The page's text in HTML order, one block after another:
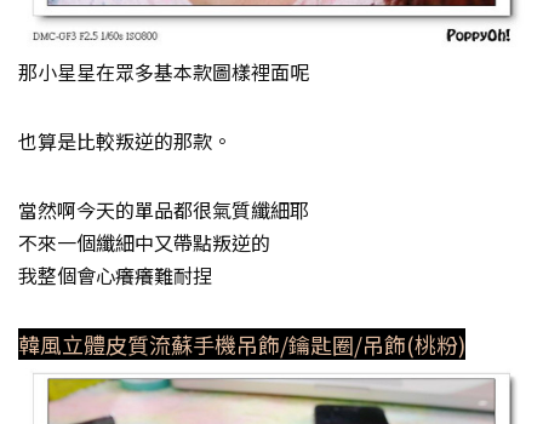
那小星星在眾多基本款圖樣裡面呢
也算是比較叛逆的那款。
當然啊今天的單品都很氣質纖細耶
不來一個纖細中又帶點叛逆的
我整個會心癢癢難耐捏
韓風立體皮質流蘇手機吊飾/鑰匙圈/吊飾(桃粉)